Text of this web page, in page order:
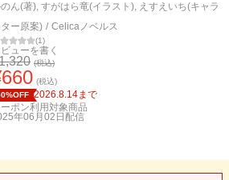
ん(著), すがはら竜(イラスト), えすえいち(キャラ
ー原案) / Celicaノベルス
(1)
ビューを書く
(税込)
660 (税込)
2026.8.14まで
ポン利用対象商品
年06月02日 配信